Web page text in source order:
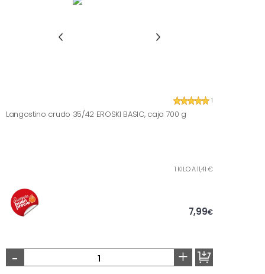
1
Langostino crudo 35/42 EROSKI BASIC, caja 700 g
1 KILO A 11,41 €
7,99€
- +